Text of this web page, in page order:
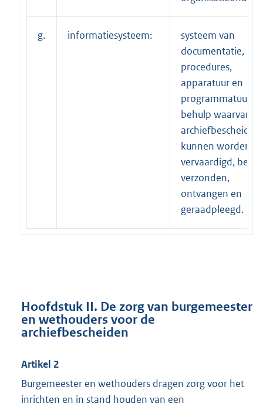
g. informatiesysteem:
systeem van
documentatie,
procedures,
apparatuur en
programmatuur,
behulp waarvan
archiefbescheiden
kunnen worden
vervaardigd,
verzonden,
ontvangen en
geraadpleegd.
Hoofdstuk II. De zorg van burgemeester
en wethouders voor de
archiefbescheiden
Artikel 2
Burgemeester en wethouders dragen zorg voor het
inrichten en in stand houden van een